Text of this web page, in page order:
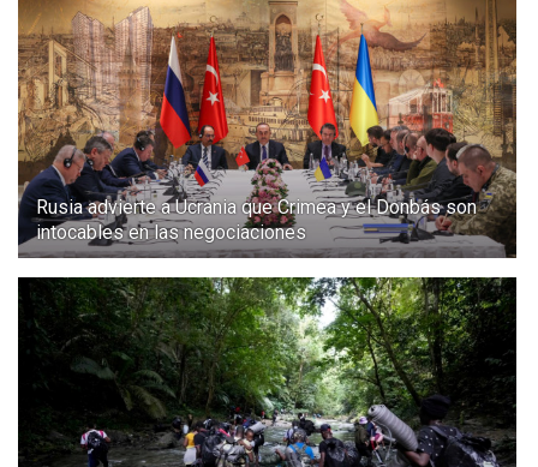
Rusia advierte a Ucrania que Crimea y el Donbás son
intocables en las negociaciones